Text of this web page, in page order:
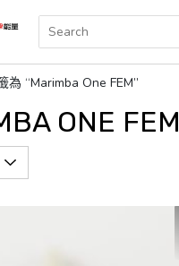
為 “Marimba One FEM”
ONE FEM